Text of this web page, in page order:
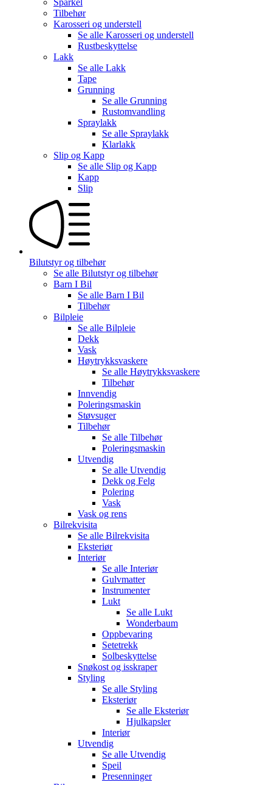
Tilbehør
Karosseri og understell
Se alle Karosseri og understell
Rustbeskyttelse
Lakk
Se alle Lakk
Tape
Grunning
Se alle Grunning
Rustomvandling
Spraylakk
Se alle Spraylakk
Klarlakk
Slip og Kapp
Se alle Slip og Kapp
Kapp
Slip
Bilutstyr og tilbehør
Se alle Bilutstyr og tilbehør
Barn I Bil
Se alle Barn I Bil
Tilbehør
Bilpleie
Se alle Bilpleie
Dekk
Vask
Høytrykksvaskere
Se alle Høytrykksvaskere
Tilbehør
Innvendig
Poleringsmaskin
Støvsuger
Tilbehør
Se alle Tilbehør
Poleringsmaskin
Utvendig
Se alle Utvendig
Dekk og Felg
Polering
Vask
Vask og rens
Bilrekvisita
Se alle Bilrekvisita
Eksteriør
Interiør
Se alle Interiør
Gulvmatter
Instrumenter
Lukt
Se alle Lukt
Wonderbaum
Oppbevaring
Setetrekk
Solbeskyttelse
Snøkost og isskraper
Styling
Se alle Styling
Eksteriør
Se alle Eksteriør
Hjulkapsler
Interiør
Utvendig
Se alle Utvendig
Speil
Presenninger